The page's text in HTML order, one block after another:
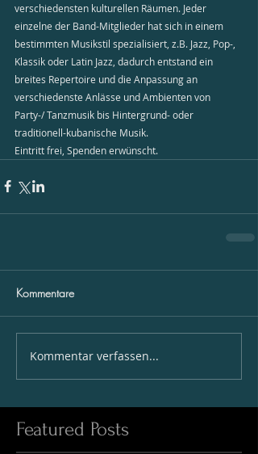
verschiedensten kulturellen Räumen. Jeder
einzelne der Band-Mitglieder hat sich in einem
bestimmten Musikstil spezialisiert, z.B. Jazz, Pop-,
Klassik oder Latin Jazz, dadurch entstand ein
breites Repertoire und die Anpassung an
verschiedenste Anlässe und Ambienten von
Party-/ Tanzmusik bis Hintergrund- oder
traditionell-kubanische Musik.
Eintritt frei, Spenden erwünscht.
Kommentare
Kommentar verfassen...
Featured Posts